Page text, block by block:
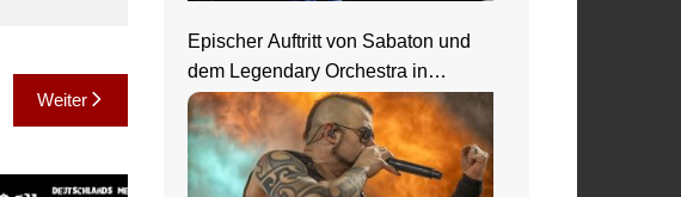
Weiter
Epischer Auftritt von Sabaton und
dem Legendary Orchestra in
Frankfurt